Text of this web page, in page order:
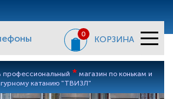
0
КОРЗИНА
профессиональный * магазин по конькам и
катанию "ТВИЗЛ"